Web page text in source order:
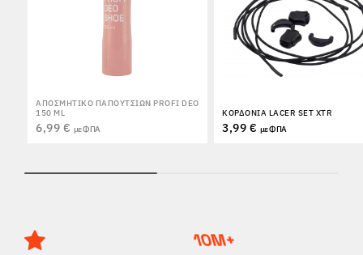
ΑΠΟΣΜΗΤΙΚΌ ΠΑΠΟΥΤΣΙΏΝ PROFI DEO
150 ML
6,99 € με ΦΠΑ
ΚΟΡΔΌΝΙΑ LACER SET XTR
3,99 € με ΦΠΑ